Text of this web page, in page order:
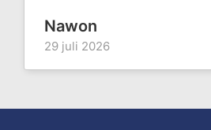
Nawon
29 juli 2026